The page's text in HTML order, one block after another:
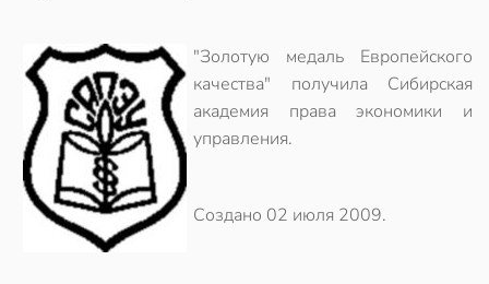
"Золотую медаль Европейского
качества" получила Сибирская
академия права экономики и
управления.
Создано 02 июля 2009.